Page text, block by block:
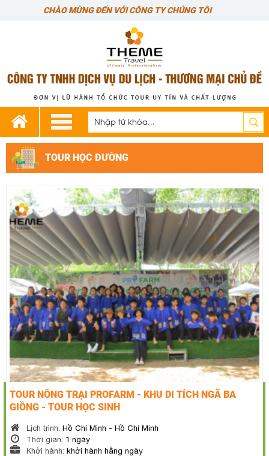
TY CHÚNG TÔI
TOUR HỌC ĐƯỜNG
TOUR NÔNG TRẠI PROFARM - KHU DI TÍCH NGÃ BA
GIỒNG - TOUR HỌC SINH
Lịch trình: Hồ Chí Minh - Hồ Chí Minh
Thời gian: 1 ngày
Khởi hành: khởi hành hằng ngày